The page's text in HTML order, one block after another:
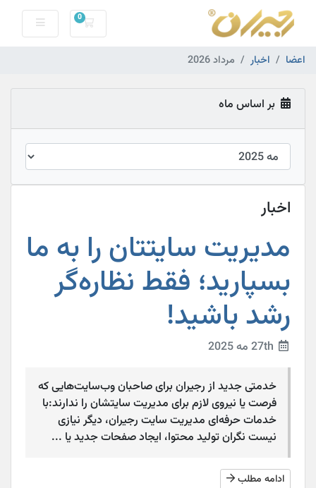
0
کارت خرید
اعضا اخبار مرداد 2026
بر اساس ماه
اخبار
مدیریت سایتتان را به ما
بسپارید؛ فقط نظاره‌گر
رشد باشید!
خدمتی جدید از رجیران برای صاحبان وب‌سایت‌هایی که
فرصت یا نیروی لازم برای مدیریت سایتشان را ندارند:با
خدمات حرفه‌ای مدیریت سایت رجیران، دیگر نیازی
نیست نگران تولید محتوا، ایجاد صفحات جدید یا ...
ادامه مطلب